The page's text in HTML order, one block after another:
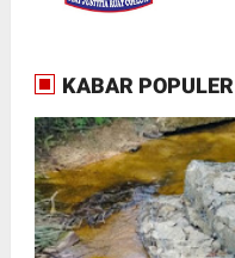
KABAR POPULER